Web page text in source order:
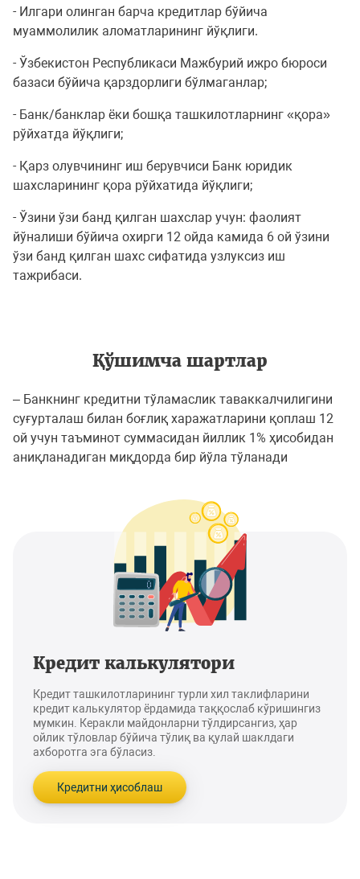
- Илгари олинган барча кредитлар бўйича
муаммолилик аломатларининг йўқлиги.
- Ўзбекистон Республикаси Мажбурий ижро бюроси
базаси бўйича қарздорлиги бўлмаганлар;
- Банк/банклар ёки бошқа ташкилотларнинг «қора»
рўйхатда йўқлиги;
- Қарз олувчининг иш берувчиси Банк юридик
шахсларининг қора рўйхатида йўқлиги;
- Ўзини ўзи банд қилган шахслар учун: фаолият
йўналиши бўйича охирги 12 ойда камида 6 ой ўзини
ўзи банд қилган шахс сифатида узлуксиз иш
тажрибаси.
Қўшимча шартлар
– Банкнинг кредитни тўламаслик таваккалчилигини
суғурталаш билан боғлиқ харажатларини қоплаш 12
ой учун таъминот суммасидан йиллик 1% ҳисобидан
аниқланадиган миқдорда бир йўла тўланади
Кредит калькулятори
Кредит ташкилотларининг турли хил таклифларини
кредит калькулятор ёрдамида таққослаб кўришингиз
мумкин. Керакли майдонларни тўлдирсангиз, ҳар
ойлик тўловлар бўйича тўлиқ ва қулай шаклдаги
ахборотга эга бўласиз.
Кредитни ҳисоблаш